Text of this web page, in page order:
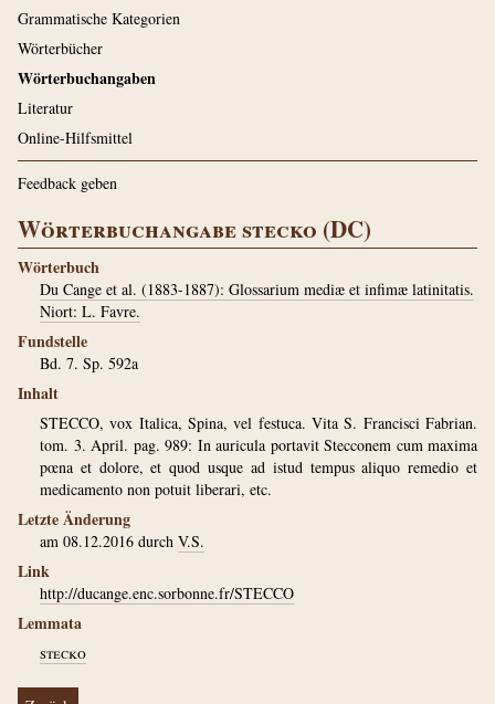
Grammatische Kategorien
Wörterbücher
Wörterbuchangaben
Literatur
Online-Hilfsmittel
Feedback geben
Wörterbuchangabe stecko (DC)
Wörterbuch
Du Cange et al. (1883-1887): Glossarium mediæ et infimæ latinitatis.
Niort: L. Favre.
Fundstelle
Bd. 7. Sp. 592a
Inhalt
STECCO, vox Italica, Spina, vel festuca. Vita S. Francisci Fabrian.
tom. 3. April. pag. 989: In auricula portavit Stecconem cum maxima
pœna et dolore, et quod usque ad istud tempus aliquo remedio et
medicamento non potuit liberari, etc.
Letzte Änderung
am 08.12.2016 durch V.S.
Link
http://ducange.enc.sorbonne.fr/STECCO
Lemmata
stecko